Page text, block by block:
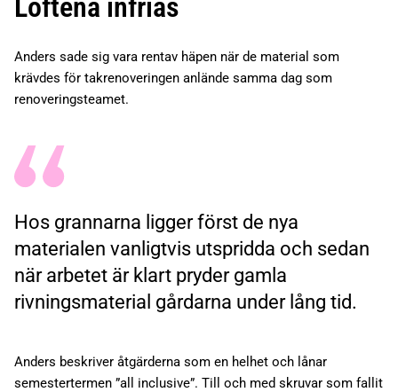
Löftena infrias
Anders sade sig vara rentav häpen när de material som
krävdes för takrenoveringen anlände samma dag som
renoveringsteamet.
Hos grannarna ligger först de nya
materialen vanligtvis utspridda och sedan
när arbetet är klart pryder gamla
rivningsmaterial gårdarna under lång tid.
Anders beskriver åtgärderna som en helhet och lånar
semestertermen ”all inclusive”. Till och med skruvar som fallit